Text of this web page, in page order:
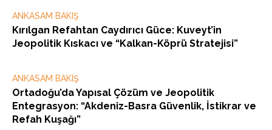
ANKASAM BAKIŞ
Kırılgan Refahtan Caydırıcı Güce: Kuveyt’in
Jeopolitik Kıskacı ve “Kalkan-Köprü Stratejisi”
ANKASAM BAKIŞ
Ortadoğu’da Yapısal Çözüm ve Jeopolitik
Entegrasyon: “Akdeniz-Basra Güvenlik, İstikrar ve
Refah Kuşağı”